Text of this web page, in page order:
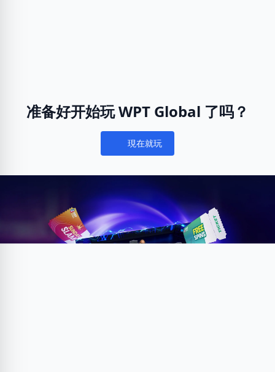
准备好开始玩 WPT Global 了吗？
Notifications
現在就玩